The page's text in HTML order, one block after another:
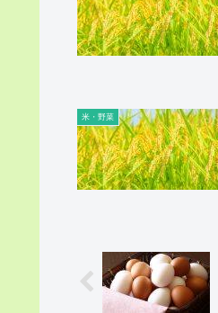
米・野菜